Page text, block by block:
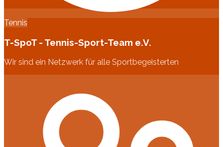
Tennis
T-SpoT - Tennis-Sport-Team e.V.
Wir sind ein Netzwerk für alle Sportbegeisterten